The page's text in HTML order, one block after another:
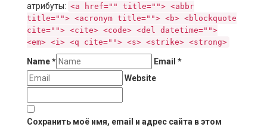
атрибуты: <a href="" title=""> <abbr
title=""> <acronym title=""> <b> <blockquote
cite=""> <cite> <code> <del datetime="">
<em> <i> <q cite=""> <s> <strike> <strong>
Name* Email *
Website
Сохранить моё имя, email и адрес сайта в этом